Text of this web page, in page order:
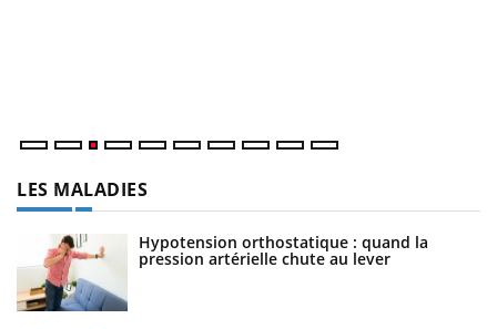
LES MALADIES
Hypotension orthostatique : quand la
pression artérielle chute au lever